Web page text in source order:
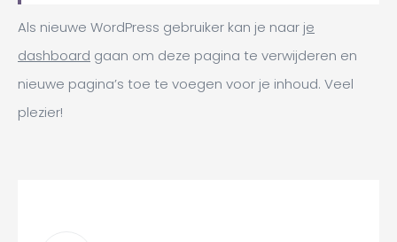
Als nieuwe WordPress gebruiker kan je naar je
dashboard gaan om deze pagina te verwijderen en
nieuwe pagina’s toe te voegen voor je inhoud. Veel
plezier!